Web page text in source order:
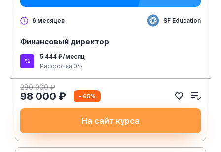
6 месяцев SF Education
Финансовый директор
5 444 ₽/месяц
Рассрочка 0%
280 000 ₽
98 000 ₽ - 65%
На сайт курса